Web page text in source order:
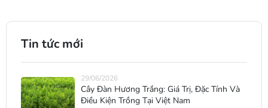
Tin tức mới
29/06/2026
Cây Đàn Hương Trắng: Giá Trị, Đặc Tính Và
Điều Kiện Trồng Tại Việt Nam